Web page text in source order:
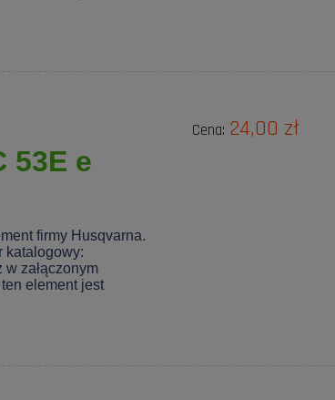
53E e
firmy Husqvarna.
katalogowy:
w załączonym
element jest
Cena: 24,00 zł